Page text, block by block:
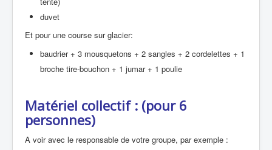
duvet
Et pour une course sur glacier:
baudrier + 3 mousquetons + 2 sangles + 2 cordelettes + 1
broche tire-bouchon + 1 jumar + 1 poulie
Matériel collectif : (pour 6
personnes)
A voir avec le responsable de votre groupe, par exemple :